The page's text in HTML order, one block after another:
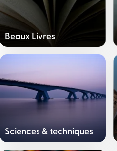
Beaux Livres
Sciences & techniques